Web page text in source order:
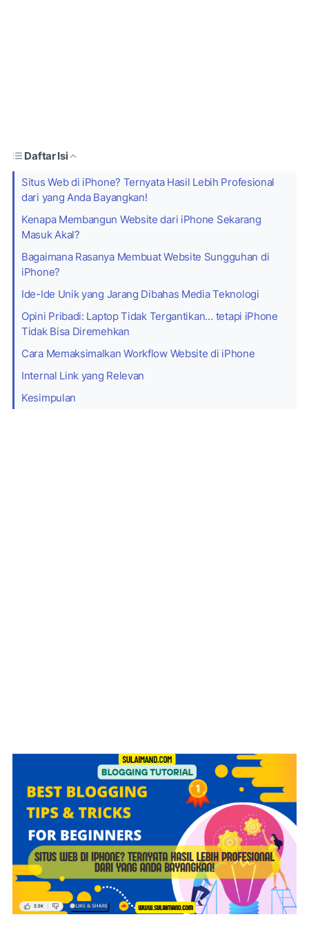
Daftar Isi
Situs Web di iPhone? Ternyata Hasil Lebih Profesional
dari yang Anda Bayangkan!
Kenapa Membangun Website dari iPhone Sekarang
Masuk Akal?
Bagaimana Rasanya Membuat Website Sungguhan di
iPhone?
Ide-Ide Unik yang Jarang Dibahas Media Teknologi
Opini Pribadi: Laptop Tidak Tergantikan… tetapi iPhone
Tidak Bisa Diremehkan
Cara Memaksimalkan Workflow Website di iPhone
Internal Link yang Relevan
Kesimpulan